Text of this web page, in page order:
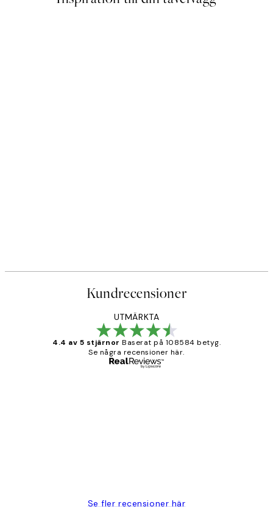
Kundrecensioner
UTMÄRKTA
4.4 av 5 stjärnor Baserat på 108584 betyg.
Se några recensioner här.
Se fler recensioner här